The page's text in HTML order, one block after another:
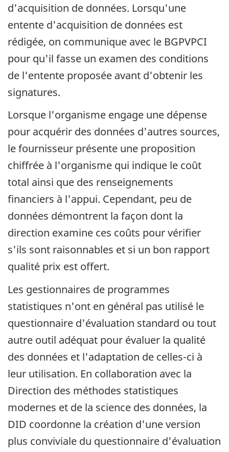
d'acquisition de données. Lorsqu'une
entente d'acquisition de données est
rédigée, on communique avec le BGPVPCI
pour qu'il fasse un examen des conditions
de l'entente proposée avant d'obtenir les
signatures.
Lorsque l'organisme engage une dépense
pour acquérir des données d'autres sources,
le fournisseur présente une proposition
chiffrée à l'organisme qui indique le coût
total ainsi que des renseignements
financiers à l'appui. Cependant, peu de
données démontrent la façon dont la
direction examine ces coûts pour vérifier
s'ils sont raisonnables et si un bon rapport
qualité prix est offert.
Les gestionnaires de programmes
statistiques n'ont en général pas utilisé le
questionnaire d'évaluation standard ou tout
autre outil adéquat pour évaluer la qualité
des données et l'adaptation de celles-ci à
leur utilisation. En collaboration avec la
Direction des méthodes statistiques
modernes et de la science des données, la
DID coordonne la création d'une version
plus conviviale du questionnaire d'évaluation